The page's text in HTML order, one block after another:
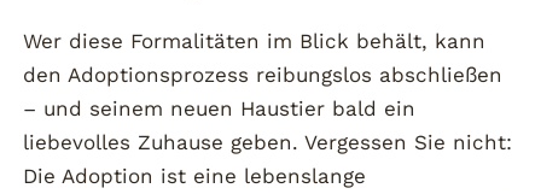
Wer diese Formalitäten im Blick behält, kann
den Adoptionsprozess reibungslos abschließen
– und seinem neuen Haustier bald ein
liebevolles Zuhause geben. Vergessen Sie nicht:
Die Adoption ist eine lebenslange